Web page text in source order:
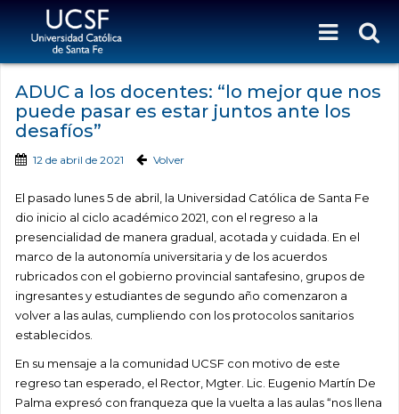
ADUC a los docentes: “lo mejor que nos
puede pasar es estar juntos ante los
desafíos”
12 de abril de 2021 Volver
El pasado lunes 5 de abril, la Universidad Católica de Santa Fe
dio inicio al ciclo académico 2021, con el regreso a la
presencialidad de manera gradual, acotada y cuidada. En el
marco de la autonomía universitaria y de los acuerdos
rubricados con el gobierno provincial santafesino, grupos de
ingresantes y estudiantes de segundo año comenzaron a
volver a las aulas, cumpliendo con los protocolos sanitarios
establecidos.
En su mensaje a la comunidad UCSF con motivo de este
regreso tan esperado, el Rector, Mgter. Lic. Eugenio Martín De
Palma expresó con franqueza que la vuelta a las aulas “nos llena